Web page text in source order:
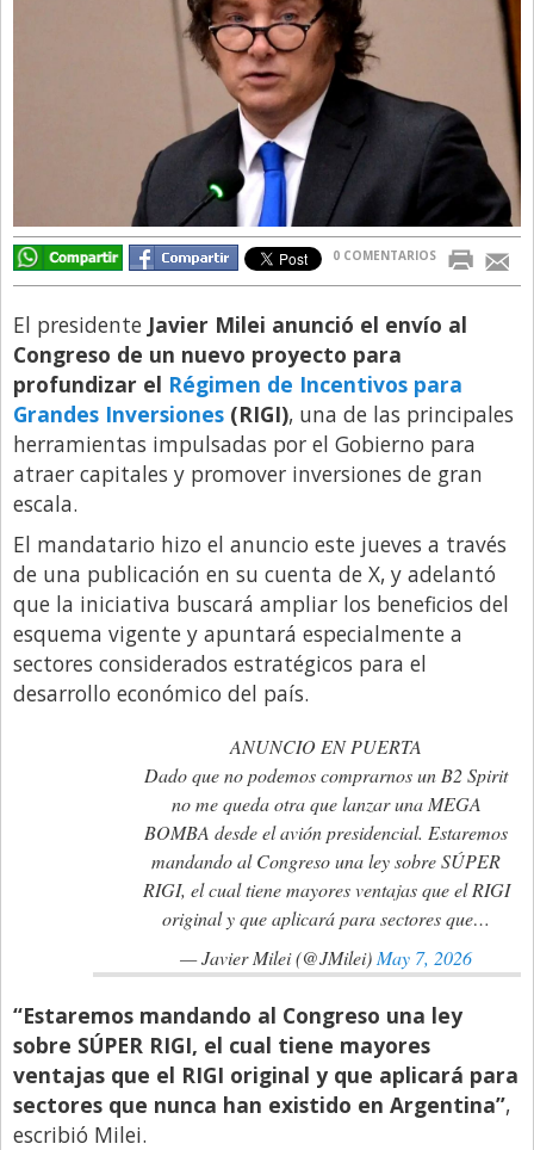
Ecología y Ambiente
El Innovador
El Precio Que Yo Ví
Entrevista
Entrevista Exclusiva
Finanzas
Gastronomia
Internacionales
La Opinión del Director
Legales
Libro de Quejas
Medios
Millonarios
Minuto Lanzamiento
Publicidad y Marketing
Real Estate y Propiedades
Salidas
Santa Fe
Show Business
0 COMENTARIOS
El presidente Javier Milei anunció el envío al
Congreso de un nuevo proyecto para
profundizar el Régimen de Incentivos para
Grandes Inversiones (RIGI), una de las principales
herramientas impulsadas por el Gobierno para
atraer capitales y promover inversiones de gran
escala.
El mandatario hizo el anuncio este jueves a través
de una publicación en su cuenta de X, y adelantó
que la iniciativa buscará ampliar los beneficios del
esquema vigente y apuntará especialmente a
sectores considerados estratégicos para el
desarrollo económico del país.
ANUNCIO EN PUERTA
Dado que no podemos comprarnos un B2 Spirit
no me queda otra que lanzar una MEGA
BOMBA desde el avión presidencial. Estaremos
mandando al Congreso una ley sobre SÚPER
RIGI, el cual tiene mayores ventajas que el RIGI
original y que aplicará para sectores que…
— Javier Milei (@JMilei) May 7, 2026
“Estaremos mandando al Congreso una ley
sobre SÚPER RIGI, el cual tiene mayores
ventajas que el RIGI original y que aplicará para
sectores que nunca han existido en Argentina”,
escribió Milei.